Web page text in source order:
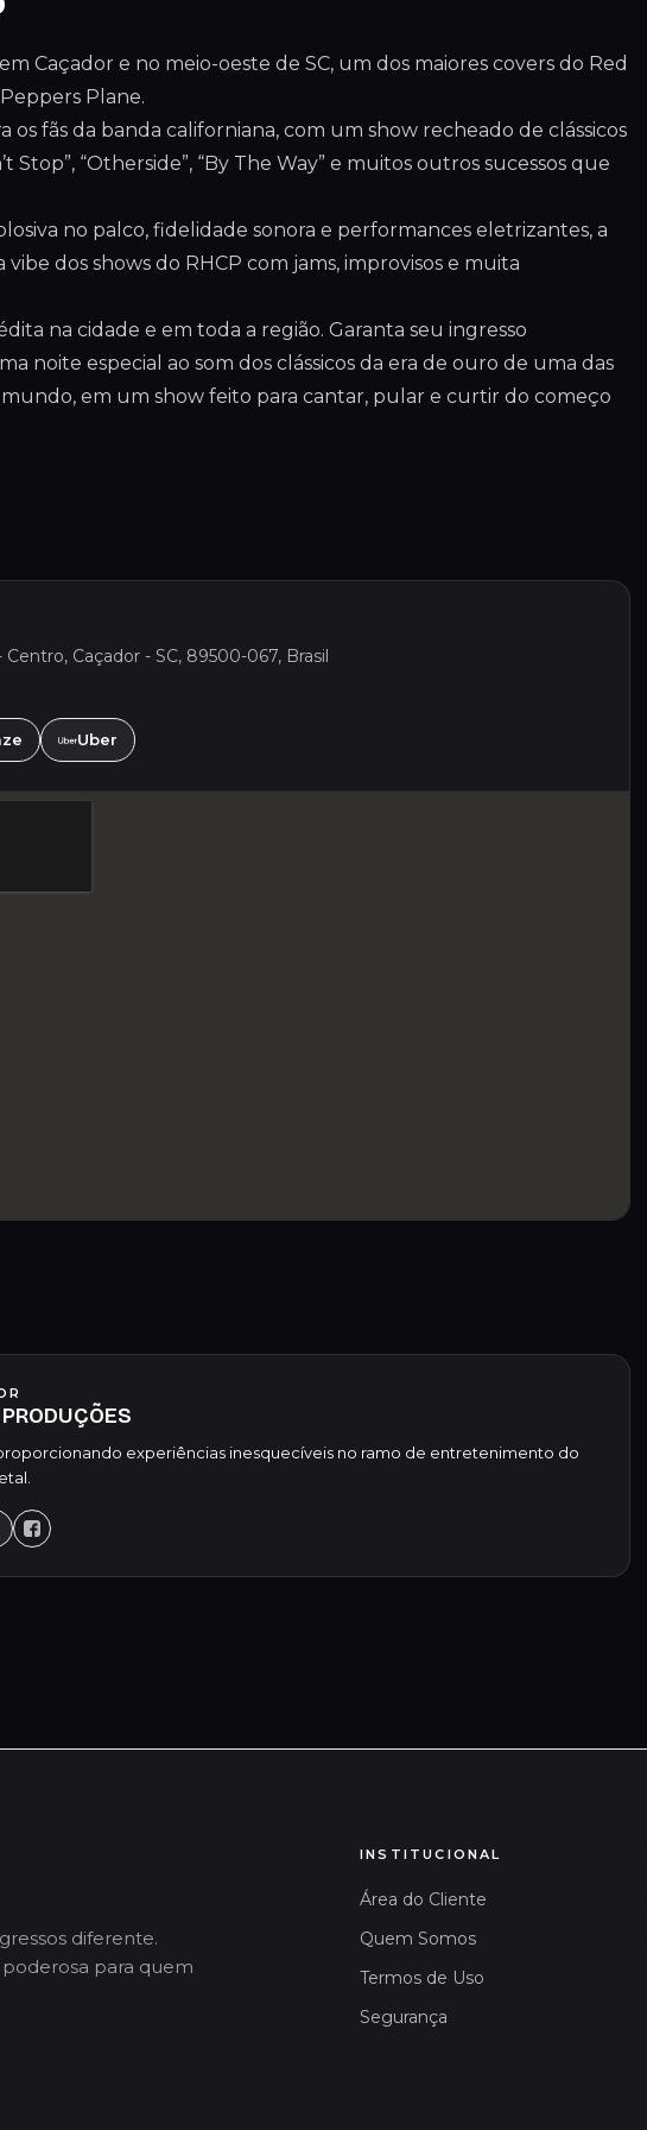
Caçador e no meio-oeste de SC, um dos maiores covers do Red
Plane.
os fãs da banda californiana, com um show recheado de clássicos
Stop”, “Otherside”, “By The Way” e muitos outros sucessos que
no palco, fidelidade sonora e performances eletrizantes, a
dos shows do RHCP com jams, improvisos e muita
na cidade e em toda a região. Garanta seu ingresso
noite especial ao som dos clássicos da era de ouro de uma das
em um show feito para cantar, pular e curtir do começo
Caçador - SC, 89500-067, Brasil
Uber
proporcionando experiências inesquecíveis no ramo de entretenimento do
diferente.
para quem
INSTITUCIONAL
Área do Cliente
Quem Somos
Termos de Uso
Segurança